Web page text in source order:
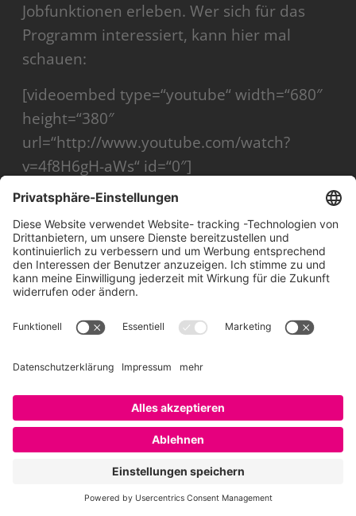
Jobfunktionen erleben. Wer sich für das
Programm interessiert, kann hier mal
schauen:
[videoembed type=“youtube“ width=“680″
height=“380″
url=“http://www.youtube.com/watch?
v=4f8H6gH-aWs“ id=“0″]
Noch besser kann man das Thema SGP auf
facebook erleben. Wobei facebook für das
SGP nicht nur ein Image- sondern auch ein
Rekrutierungskanal ist. Auf facebook gibt
es jährlich eine Kampagne, um das
war „80 days around the world“, wobei an
Kamera filmten.Hier findest Du die Videos
dazu im Siemens Graduate Program
YouTube Kanal.